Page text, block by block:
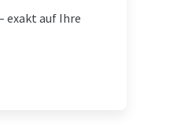
exakt auf Ihre